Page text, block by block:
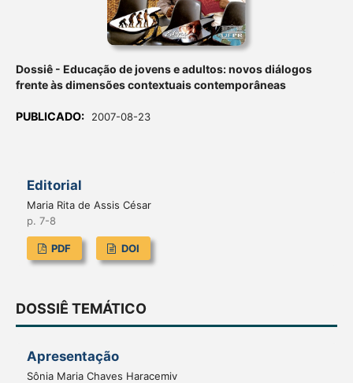
Dossiê - Educação de jovens e adultos: novos diálogos
frente às dimensões contextuais contemporâneas
PUBLICADO: 2007-08-23
Editorial
Maria Rita de Assis César
p. 7-8
PDF DOI
DOSSIÊ TEMÁTICO
Apresentação
Sônia Maria Chaves Haracemiv